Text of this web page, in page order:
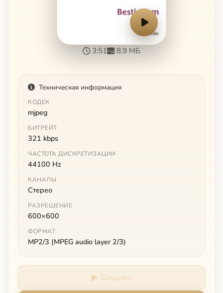
3:51 8.9 МБ
Техническая информация
КОДЕК
mjpeg
БИТРЕЙТ
321 kbps
ЧАСТОТА ДИСКРЕТИЗАЦИИ
44100 Hz
КАНАЛЫ
Стерео
РАЗРЕШЕНИЕ
600×600
ФОРМАТ
MP2/3 (MPEG audio layer 2/3)
Слушать